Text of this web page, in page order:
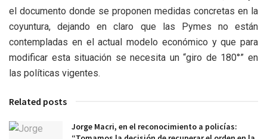
el documento donde se proponen medidas concretas en la
coyuntura, dejando en claro que las Pymes no están
contempladas en el actual modelo económico y que para
modificar esta situación se necesita un “giro de 180°” en
las políticas vigentes.
Related posts
Jorge Macri, en el reconocimiento a policías: